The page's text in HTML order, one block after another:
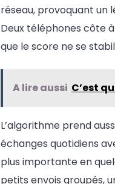
réseau, provoquant un
Deux téléphones côte
que le score ne se
A lire aussi C’est
L’algorithme prend
échanges quotidiens
plus importante en
petits envois groupés,